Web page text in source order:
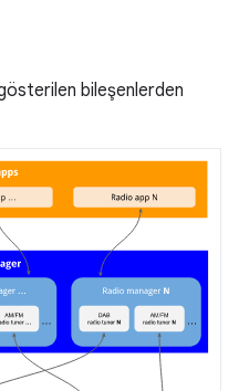
gösterilen bileşenlerden